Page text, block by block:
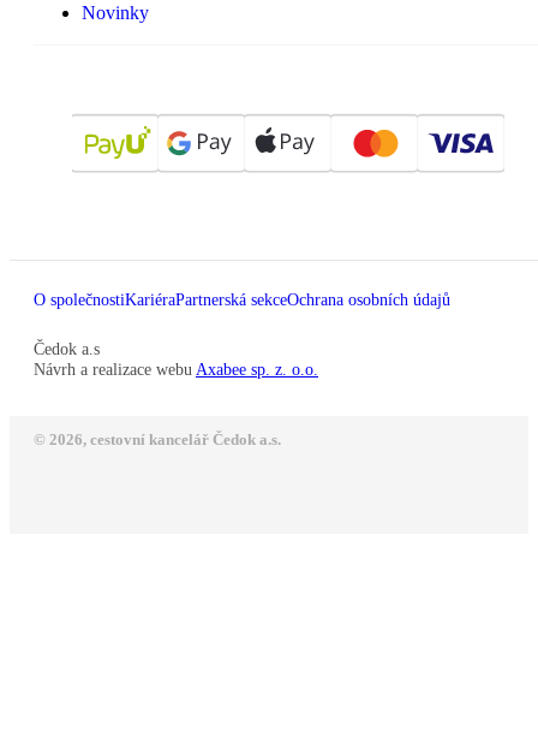
Novinky
O společnostiKariéraPartnerská sekceOchrana osobních údajů
Čedok a.s
Návrh a realizace webu Axabee sp. z. o.o.
© 2026, cestovní kancelář Čedok a.s.